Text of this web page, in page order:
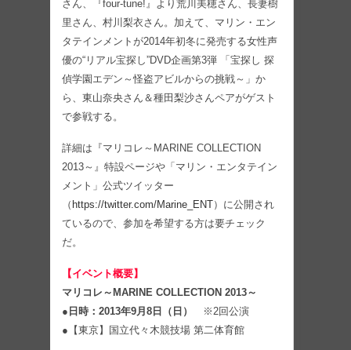
さん、『four-tune!』より荒川美穂さん、長妻樹
里さん、村川梨衣さん。加えて、マリン・エン
タテインメントが2014年初冬に発売する女性声
優の“リアル宝探し”DVD企画第3弾 「宝探し 探
偵学園エデン～怪盗アビルからの挑戦～」か
ら、東山奈央さん＆種田梨沙さんペアがゲスト
で参戦する。
詳細は『マリコレ～MARINE COLLECTION
2013～』特設ページや「マリン・エンタテイン
メント」公式ツイッター
（ https://twitter.com/Marine_ENT）に公開され
ているので、参加を希望する方は要チェック
だ。
【イベント概要】
マリコレ～MARINE COLLECTION 2013～
●日時：2013年9月8日（日）
※2回公演
●【東京】国立代々木競技場 第二体育館